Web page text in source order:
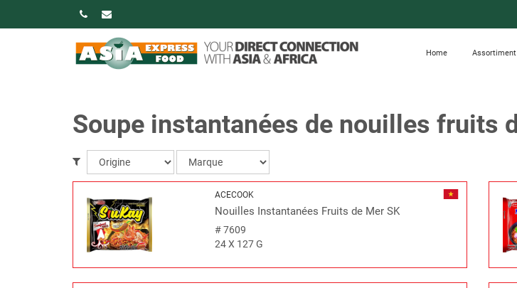
Home Assortiment
Soupe instantanées de nouilles fruits d
ACECOOK
Nouilles Instantanées Fruits de Mer SK
#7609
24 X 127 G